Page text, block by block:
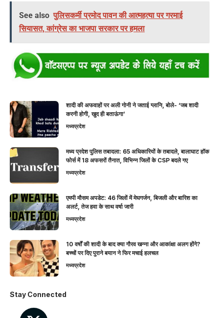
See also पुलिसकर्मी प्रमोद पावन की आत्महत्या पर गरमाई
सियासत, कांग्रेस का भाजपा सरकार पर हमला
शादी की अफवाहों पर अली गोनी ने जताई ग्लानि, बोले- ‘जब शादी
करनी होगी, खुद ही बताऊंगा’
मध्यप्रदेश
मध्य प्रदेश पुलिस तबादला: 65 अधिकारियों के तबादले, बालाघाट हॉक
फोर्स में 18 अफसरों तैनात, विभिन्न जिलों के CSP बदले गए
मध्यप्रदेश
एमपी मौसम अपडेट: 46 जिलों में मेघगर्जन, बिजली और बारिश का
अलर्ट, तेज हवा के साथ वर्षा जारी
मध्यप्रदेश
10 वर्षों की शादी के बाद क्या गौरव खन्ना और आकांक्षा अलग होंगे?
बच्चों पर दिए पुराने बयान ने फिर मचाई हलचल
मध्यप्रदेश
Stay Connected